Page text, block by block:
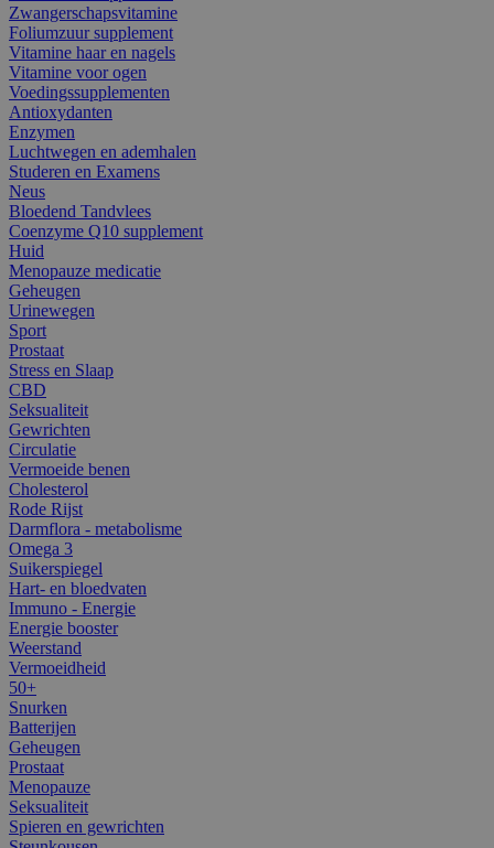
Zwangerschapsvitamine
Foliumzuur supplement
Vitamine haar en nagels
Vitamine voor ogen
Voedingssupplementen
Antioxydanten
Enzymen
Luchtwegen en ademhalen
Studeren en Examens
Neus
Bloedend Tandvlees
Coenzyme Q10 supplement
Huid
Menopauze medicatie
Geheugen
Urinewegen
Sport
Prostaat
Stress en Slaap
CBD
Seksualiteit
Gewrichten
Circulatie
Vermoeide benen
Cholesterol
Rode Rijst
Darmflora - metabolisme
Omega 3
Suikerspiegel
Hart- en bloedvaten
Immuno - Energie
Energie booster
Weerstand
Vermoeidheid
50+
Snurken
Batterijen
Geheugen
Prostaat
Menopauze
Seksualiteit
Spieren en gewrichten